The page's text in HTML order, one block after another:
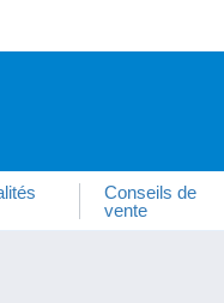
Conseils de
vente